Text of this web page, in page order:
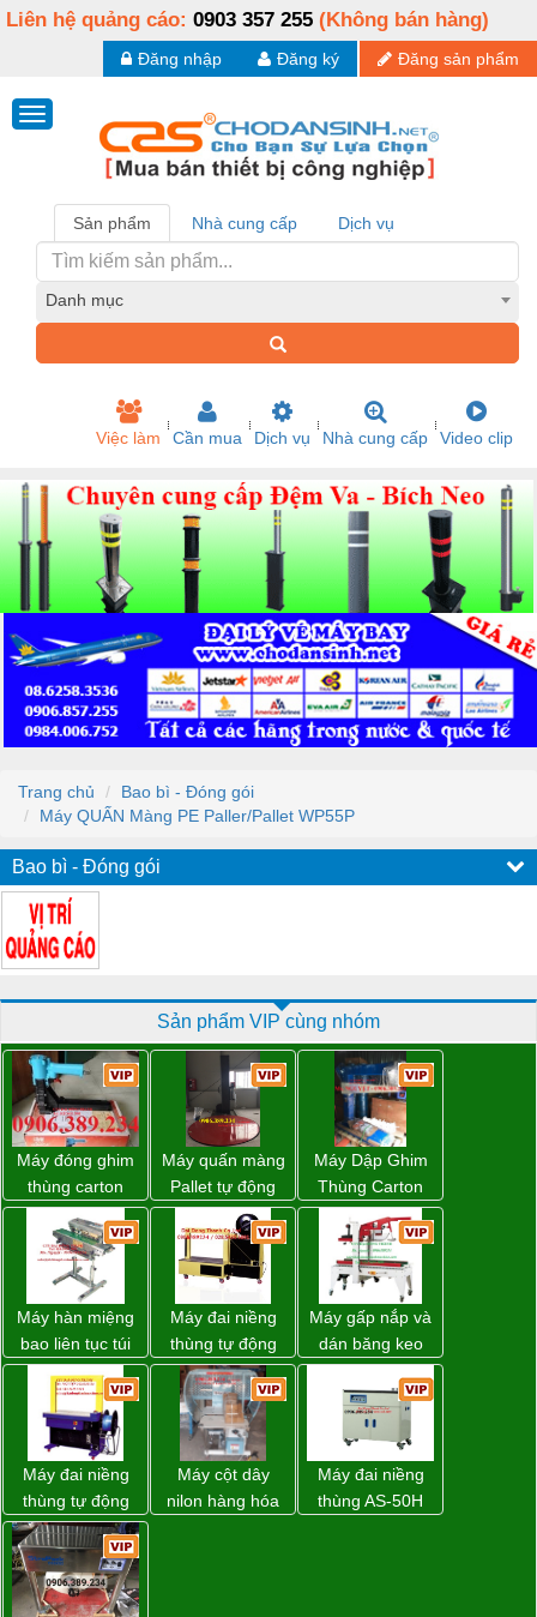
Liên hệ quảng cáo: 0903 357 255 (Không bán hàng)
Đăng sản phẩm
Đăng ký
Đăng nhập
Sản phẩm Nhà cung cấp Dịch vụ
Danh mục
Việc làm Cần mua Dịch vụ Nhà cung cấp Video clip
Trang chủ
Bao bì - Đóng gói
Máy QUẤN Màng PE Paller/Pallet WP55P
Bao bì - Đóng gói
Sản phẩm VIP cùng nhóm
Máy đóng ghim
thùng carton
dùng khí nén giá
tốt
Máy quấn màng
Pallet tự động
WP-55 xuất xứ
Đài Loan
Máy Dập Ghim
Thùng Carton
Wp-1200 Chính
Hãng Đài Loan
Máy hàn miệng
bao liên tục túi
nằm nghiêng.
Máy đai niềng
thùng tự động
DBA-80A Đài
Loan giá rẻ
Máy gấp nắp và
dán băng keo
thùng carton tự
động WP-5050F
giá rẻ
Máy đai niềng
thùng tự động
DBA-200 giá tốt
Máy cột dây
nilon hàng hóa
Máy đai niềng
thùng AS-50H